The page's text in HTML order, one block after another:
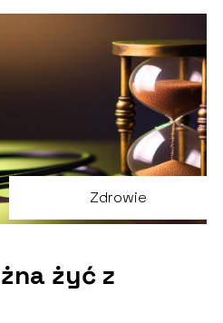
Zdrowie
żyć z